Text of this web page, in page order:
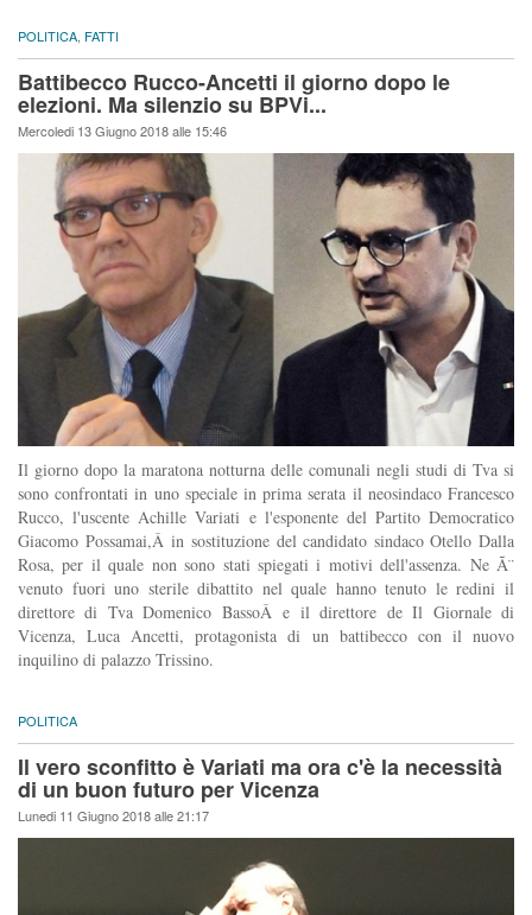
POLITICA, FATTI
Battibecco Rucco-Ancetti il giorno dopo le
elezioni. Ma silenzio su BPVi...
Mercoledi 13 Giugno 2018 alle 15:46
Il giorno dopo la maratona notturna delle comunali negli studi di Tva si
sono confrontati in uno speciale in prima serata il neosindaco Francesco
Rucco, l'uscente Achille Variati e l'esponente del Partito Democratico
Giacomo Possamai,Â in sostituzione del candidato sindaco Otello Dalla
Rosa, per il quale non sono stati spiegati i motivi dell'assenza. Ne Ã¨
venuto fuori uno sterile dibattito nel quale hanno tenuto le redini il
direttore di Tva Domenico BassoÂ e il direttore de Il Giornale di
Vicenza, Luca Ancetti, protagonista di un battibecco con il nuovo
inquilino di palazzo Trissino.
POLITICA
Il vero sconfitto è Variati ma ora c'è la necessità
di un buon futuro per Vicenza
Lunedi 11 Giugno 2018 alle 21:17